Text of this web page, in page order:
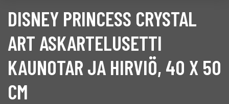
DISNEY PRINCESS CRYSTAL
ART ASKARTELUSETTI
KAUNOTAR JA HIRVIÖ, 40 X 50
CM